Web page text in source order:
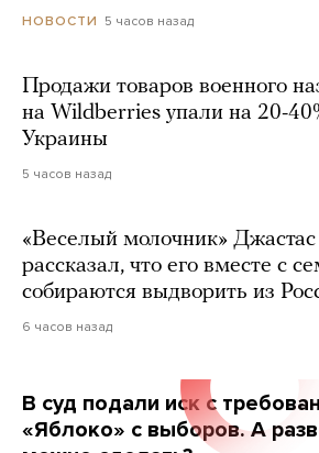
НОВОСТИ 5 часов назад
Продажи товаров военного
на Wildberries упали на 20-
Украины
5 часов назад
«Веселый молочник» Джастас
рассказал, что его вместе с
собираются выдворить из
6 часов назад
В суд подали иск с
«Яблоко» с выборов. А